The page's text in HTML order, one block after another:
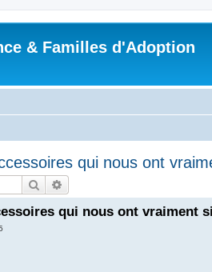
& Familles d'Adoption
qui nous ont
Rechercher
qui nous ont vraiment